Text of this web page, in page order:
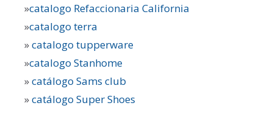
»catalogo Refaccionaria California
»catalogo terra
»catalogo tupperware
»catalogo Stanhome
»catálogo Sams club
»catálogo Super Shoes